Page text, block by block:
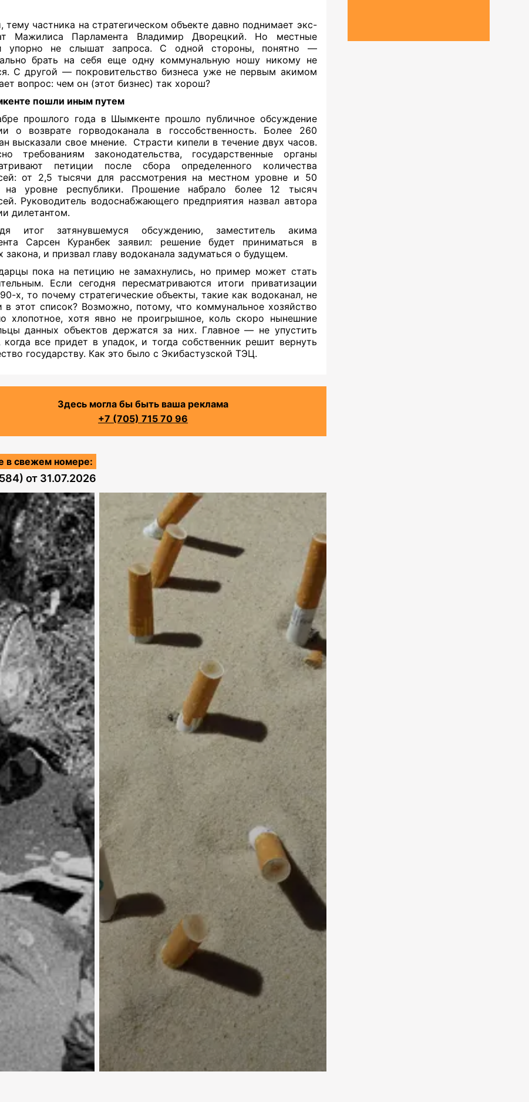
тему частника на стратегическом объекте давно поднимает экс-
Мажилиса Парламента Владимир Дворецкий. Но местные
упорно не слышат запроса. С одной стороны, понятно —
брать на себя еще одну коммунальную ношу никому не
С другой — покровительство бизнеса уже не первым акимом
вопрос: чем он (этот бизнес) так хорош?
пошли иным путем
прошлого года в Шымкенте прошло публичное обсуждение
о возврате горводоканала в госсобственность. Более 260
высказали свое мнение.
Страсти кипели в течение двух часов.
требованиям законодательства, государственные органы
петиции после сбора определенного количества
от 2,5 тысячи для рассмотрения на местном уровне и 50
на уровне республики. Прошение набрало более 12 тысяч
Руководитель водоснабжающего предприятия назвал автора
дилетантом.
итог затянувшемуся обсуждению, заместитель акима
Сарсен Куранбек заявил: решение будет приниматься в
закона, и призвал главу водоканала задуматься о будущем.
пока на петицию не замахнулись, но пример может стать
Если сегодня пересматриваются итоги приватизации
х, то почему стратегические объекты, такие как водоканал, не
в этот список? Возможно, потому, что коммунальное хозяйство
хлопотное, хотя явно не проигрышное, коль скоро нынешние
данных объектов держатся за них. Главное — не упустить
когда все придет в упадок, и тогда собственник решит вернуть
государству. Как это было с Экибастузской ТЭЦ.
Здесь могла бы быть ваша реклама
+7 (705) 715 70 96
в свежем номере:
от 31.07.2026